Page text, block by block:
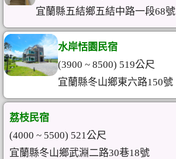
宜蘭縣五結鄉五結中路一段68號
水岸恬園民宿
(3900 ~ 8500) 519公尺
宜蘭縣冬山鄉東六路150號
荔枝民宿
(4000 ~ 5500) 521公尺
宜蘭縣冬山鄉武淵二路30巷18號